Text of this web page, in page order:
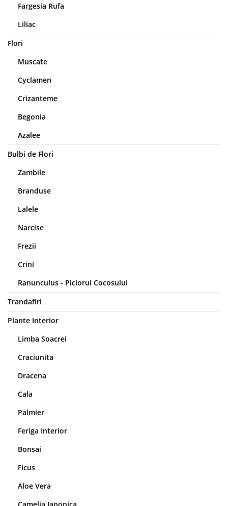
Fargesia Rufa
Liliac
Flori
Muscate
Cyclamen
Crizanteme
Begonia
Azalee
Bulbi de Flori
Zambile
Branduse
Lalele
Narcise
Frezii
Crini
Ranunculus - Piciorul Cocosului
Trandafiri
Plante Interior
Limba Soacrei
Craciunita
Dracena
Cala
Palmier
Feriga Interior
Bonsai
Ficus
Aloe Vera